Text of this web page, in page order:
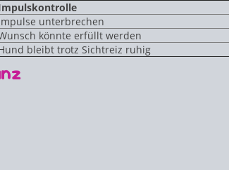
unterbrechen
könnte erfüllt werden
bleibt trotz Sichtreiz ruhig